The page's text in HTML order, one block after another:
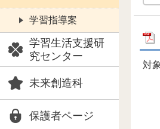
学習指導案
学習生活支援研
究センター
未来創造科
保護者ページ
対